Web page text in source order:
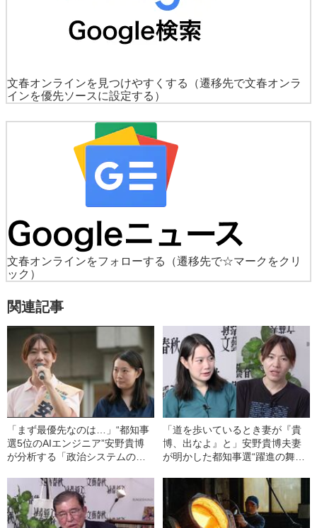
文春オンラインを見つけやすくする
（遷移先で文春オンラ
インを優先ソースに設定する）
文春オンラインをフォローする
（遷移先で☆マークをクリ
ック）
関連記事
「まず最優先なのは…」“都知事
選5位のAIエンジニア”安野貴博
が分析する「政治システムの欠
イント」
「道を歩いているとき妻が『貴
博、出なよ』と」安野貴博夫妻
が明かした都知事選“躍進の舞台